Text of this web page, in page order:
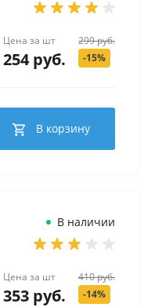
Цена за шт
254 руб.
299 руб.
-15%
В корзину
В наличии
Цена за шт
353 руб.
410 руб.
-14%